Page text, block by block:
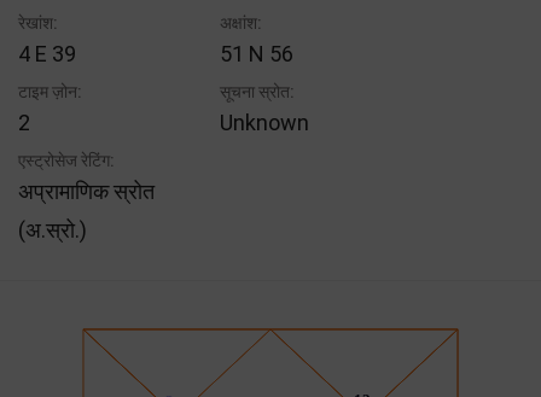
रेखांश:
4 E 39
अक्षांश:
51 N 56
टाइम ज़ोन:
2
सूचना स्रोत:
Unknown
एस्ट्रोसेज रेटिंग:
अप्रामाणिक स्रोत
(अ.स्रो.)